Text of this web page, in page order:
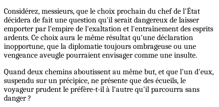
Considérez, messieurs, que le choix prochain du chef de l'État
décidera de fait une question qu'il serait dangereux de laisser
emporter par l'empire de l'exaltation et l'entraînement des esprits
ardents. Ce choix aura le même résultat qu'une déclaration
inopportune, que la diplomatie toujours ombrageuse ou une
vengeance aveugle pourraient envisager comme une insulte.
Quand deux chemins aboutissent au même but, et que l'un d'eux,
suspendu sur un précipice, ne présente que des écueils, le
voyageur prudent le préfère-t-il à l'autre qu'il parcourra sans
danger ?